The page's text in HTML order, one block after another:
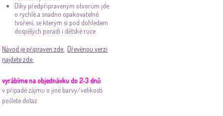
Díky předpřipraveným otvorům jde
o rychlé a snadno opakovatelné
tvoření, se kterým si pod dohledem
dospělých poradí i dětské ruce.
Návod je připraven zde. Dřevěnou verzi
najdete zde.
vyrábíme na objednávku do 2-3 dnů
v případě zájmu o jiné barvy/velikosti
pošlete dotaz